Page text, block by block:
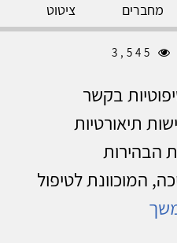
מחברים ציטוט
בקשר
תיאורטיות
הבהירות
המוכוונת לטיפול